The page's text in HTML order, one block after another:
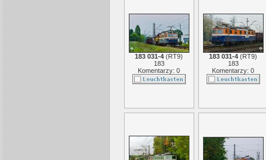
183 031-4 (RT9)
183
Komentarzy: 0
183 031-4 (RT9)
183
Komentarzy: 0